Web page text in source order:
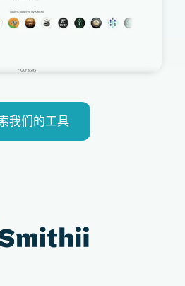
我们的工具